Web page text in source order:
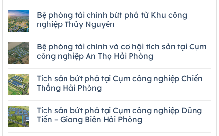
Bệ phóng tài chính bứt phá từ Khu công
nghiệp Thủy Nguyên
Bệ phóng tài chính và cơ hội tích sản tại Cụm
công nghiệp An Thọ Hải Phòng
Tích sản bứt phá tại Cụm công nghiệp Chiến
Thắng Hải Phòng
Tích sản bứt phá tại Cụm công nghiệp Dũng
Tiến – Giang Biên Hải Phòng